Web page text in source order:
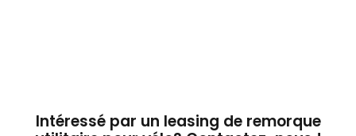
Intéressé par un leasing de remorque